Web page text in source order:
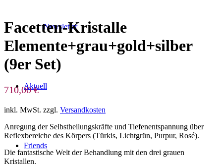
Newsletter
Aktuell
Friends
Facetten-Kristalle
Elemente+grau+gold+silber
(9er Set)
710,00€
inkl. MwSt. zzgl. Versandkosten
Anregung der Selbstheilungskräfte und Tiefenentspannung über
Reflexbereiche des Körpers (Türkis, Lichtgrün, Purpur, Rosé).
Die fantastische Welt der Behandlung mit den drei grauen
Kristallen.